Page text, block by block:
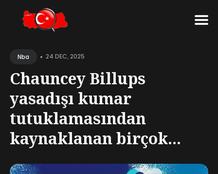
for
Blog
Nba • 24 DEC, 2025
Chauncey Billups
yasadışı kumar
tutuklamasından
kaynaklanan birçok...